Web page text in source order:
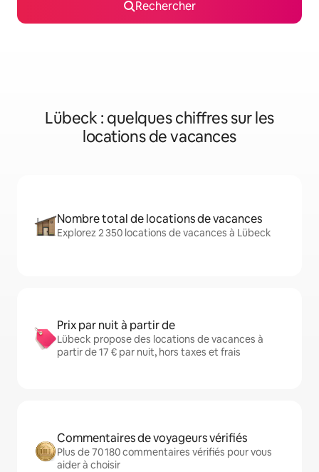
Rechercher
Lübeck : quelques chiffres sur les
locations de vacances
Nombre total de locations de vacances
Explorez 2 350 locations de vacances à Lübeck
Prix par nuit à partir de
Lübeck propose des locations de vacances à
partir de 17 € par nuit, hors taxes et frais
Commentaires de voyageurs vérifiés
Plus de 70 180 commentaires vérifiés pour vous
aider à choisir